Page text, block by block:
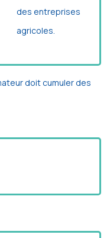
des entreprises
agricoles.
doit cumuler des